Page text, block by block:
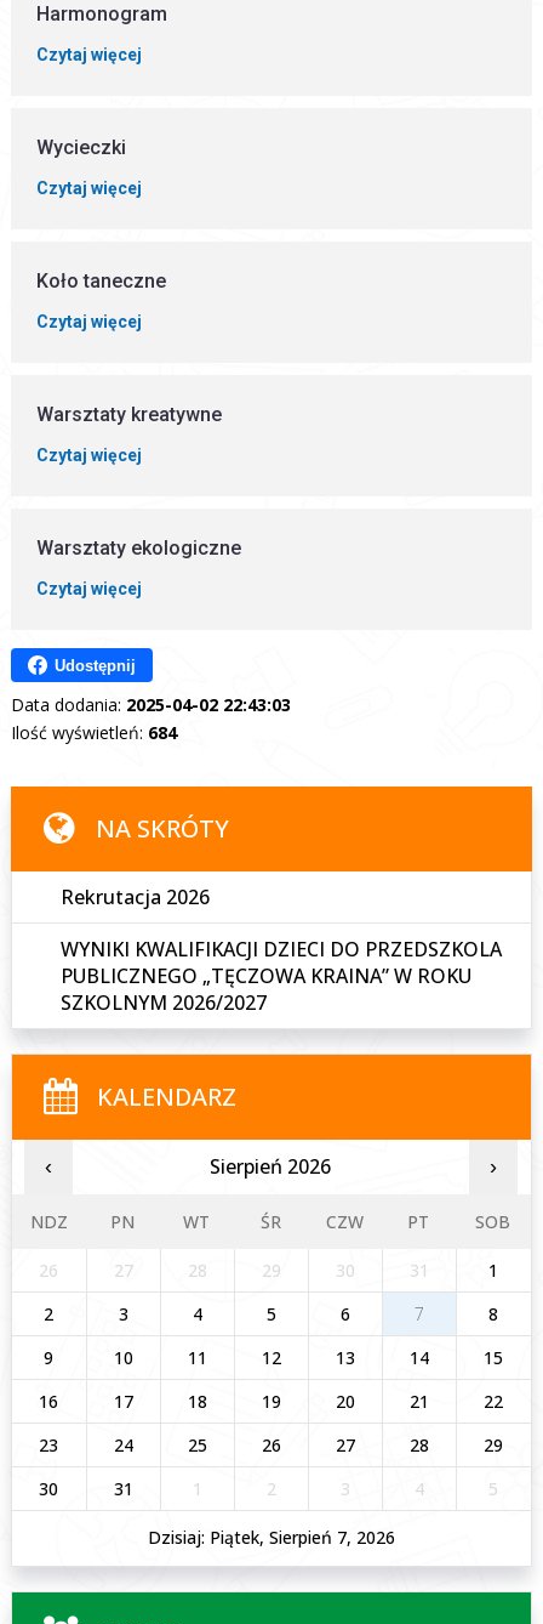
Harmonogram
Czytaj więcej
Wycieczki
Czytaj więcej
Koło taneczne
Czytaj więcej
Warsztaty kreatywne
Czytaj więcej
Warsztaty ekologiczne
Czytaj więcej
Udostępnij
Data dodania: 2025-04-02 22:43:03
Ilość wyświetleń: 684
NA SKRÓTY
Rekrutacja 2026
WYNIKI KWALIFIKACJI DZIECI DO PRZEDSZKOLA
PUBLICZNEGO „TĘCZOWA KRAINA” W ROKU
SZKOLNYM 2026/2027
KALENDARZ
‹ Sierpień 2026 ›
NDZ PN WT ŚR CZW PT SOB
26 27 28 29 30 31
1
2
3 4 5 6 7
8
9
10 11 12 13 14
15
16
17 18 19 20 21
22
23
24 25 26 27 28
29
30
31 1 2 3 4 5
Dzisiaj: Piątek, Sierpień 7, 2026